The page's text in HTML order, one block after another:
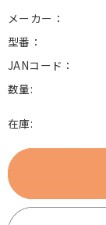
メーカー：
型番：
JANコード：
数量:
在庫: